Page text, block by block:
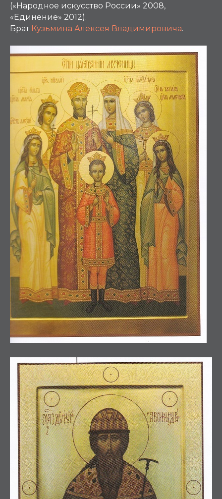
(«Народное искусство России» 2008,
«Единение» 2012).
Брат Кузьмина Алексея Владимировича.